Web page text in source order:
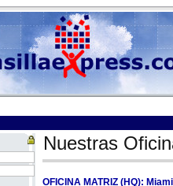
Nuestras
OFICINA MATRIZ (HQ):